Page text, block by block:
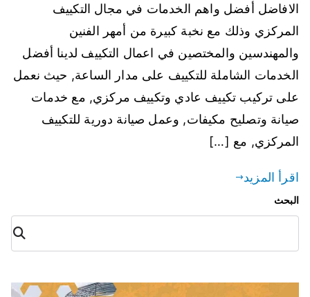
الافاضل أفضل واهم الخدمات في مجال التكييف
المركزي وذلك مع نخبة كبيرة من أمهر الفنين
والمهندسين والمختصين في اعمال التكييف لدينا أفضل
الخدمات الشاملة للتكييف على مدار الساعة, حيث نعمل
على تركيب تكييف عادي وتكييف مركزي, مع خدمات
صيانة وتصليح مكيفات, وعمل صيانة دورية للتكييف
المركزي, مع […]
اقرأ المزيد
البحث
البح
ث